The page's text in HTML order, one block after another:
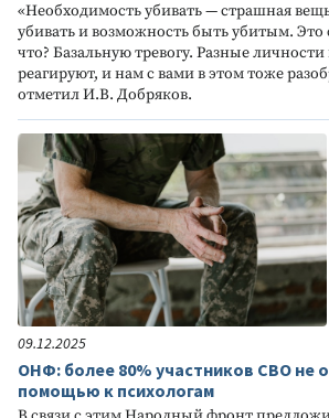
«Необходимость убивать — страшная
убивать и возможность быть убитым. Это
что? Базальную тревогу. Разные
реагируют, и нам с вами в этом тоже
отметил И.В. Добряков.
09.12.2025
ОНФ: более 80% участников СВО не
помощью к психологам